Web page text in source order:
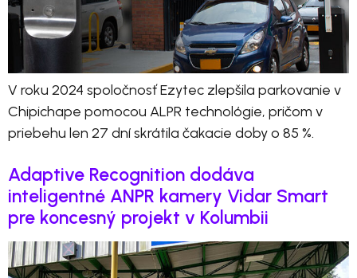
V roku 2024 spoločnosť Ezytec zlepšila parkovanie v
Chipichape pomocou ALPR technológie, pričom v
priebehu len 27 dní skrátila čakacie doby o 85 %.
Adaptive Recognition dodáva
inteligentné ANPR kamery Vidar Smart
pre koncesný projekt v Kolumbii